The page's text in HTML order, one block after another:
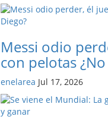
Messi odio
con pelotas
enelarea Jul 17, 2026